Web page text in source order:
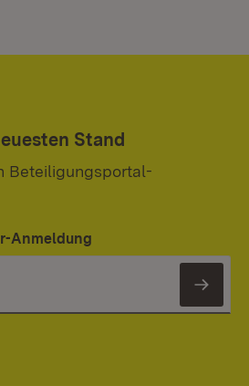
Stand
Beteiligungsportal-
Anmeldung